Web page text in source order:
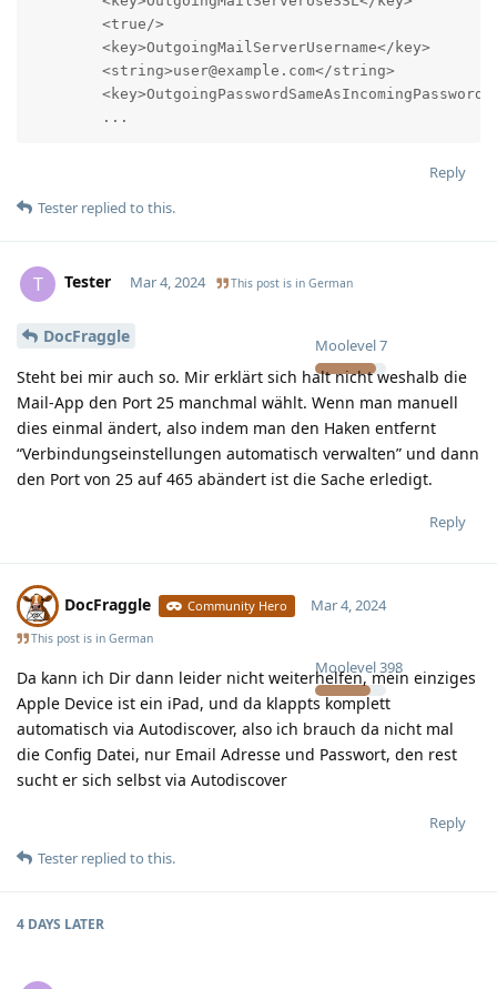
        <true/>
        <key>OutgoingMailServerUsername</key>
        <string>user@example.com</string>
        ...
Reply
Tester replied to this.
T Tester
Moolevel7
Mar 4, 2024 This post is in German
DocFraggle
Steht bei mir auch so. Mir erklärt sich halt nicht weshalb die
Mail-App den Port 25 manchmal wählt. Wenn man manuell
dies einmal ändert, also indem man den Haken entfernt
“Verbindungseinstellungen automatisch verwalten” und dann
den Port von 25 auf 465 abändert ist die Sache erledigt.
Reply
DocFraggle Community Hero
Moolevel398
Mar 4, 2024
This post is in German
Da kann ich Dir dann leider nicht weiterhelfen, mein einziges
Apple Device ist ein iPad, und da klappts komplett
automatisch via Autodiscover, also ich brauch da nicht mal
die Config Datei, nur Email Adresse und Passwort, den rest
sucht er sich selbst via Autodiscover
Reply
Tester replied to this.
4 DAYS LATER